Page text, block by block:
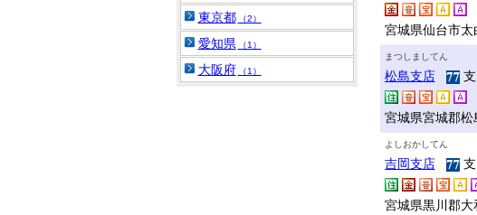
宮城県仙台市
まつしましてん
松島支店
支
宮城県宮城郡
よしおかしてん
吉岡支店
支
宮城県黒川郡
東京都 （2）
愛知県 （1）
大阪府 （1）